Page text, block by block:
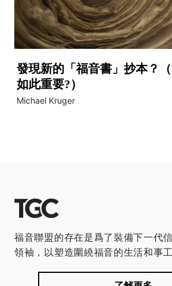
發現新的「福音書」抄本？
如此重要?）
Michael Kruger
福音聯盟的存在是爲了裝備下一代
領袖，以塑造圍繞福音的生活和事工